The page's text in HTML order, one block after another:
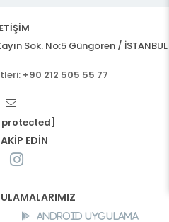
Sok. No:5 Güngören / İSTANBUL
+90 212 505 55 77
EDİN
Android Uygulama